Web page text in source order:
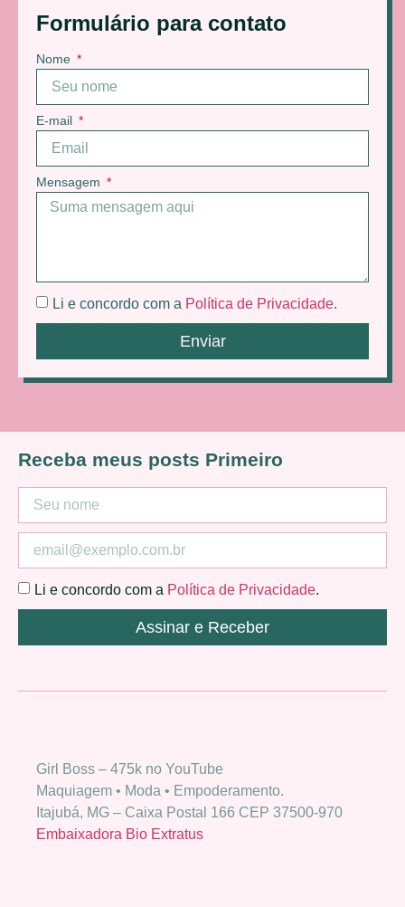
Formulário para contato
Nome
E-mail
Mensagem
Li e concordo com a Política de Privacidade.
Enviar
Girl Boss – 475k no YouTube
Maquiagem • Moda • Empoderamento.
Itajubá, MG – Caixa Postal 166 CEP 37500-970
Embaixadora Bio Extratus
Receba meus posts Primeiro
Li e concordo com a Política de Privacidade.
Assinar e Receber